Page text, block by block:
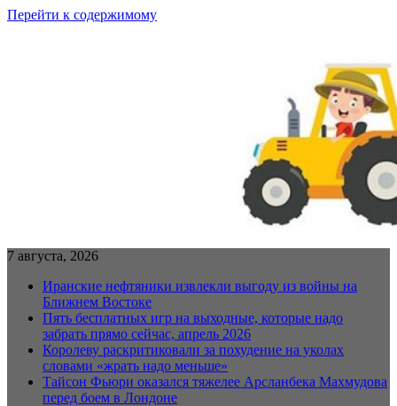
Перейти к содержимому
7 августа, 2026
Иранские нефтяники извлекли выгоду из войны на
Ближнем Востоке
Пять бесплатных игр на выходные, которые надо
забрать прямо сейчас, апрель 2026
Королеву раскритиковали за похудение на уколах
словами «жрать надо меньше»
Тайсон Фьюри оказался тяжелее Арсланбека Махмудова
перед боем в Лондоне